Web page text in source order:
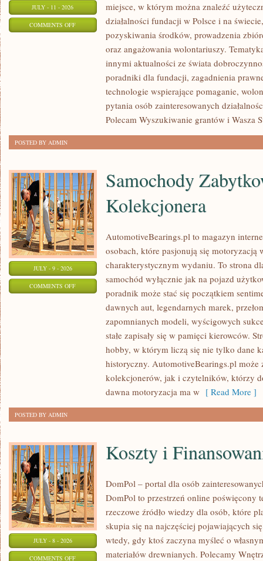
JULY - 11 - 2026
COMMENTS OFFON
POMAGAĆ?
miejsce, w którym można znaleźć
działalności fundacji w Polsce i na
pozyskiwania środków, prowadzenia
oraz angażowania wolontariuszy.
innymi aktualności ze świata
poradniki dla fundacji, zagadnienia
technologie wspierające pomaganie,
pytania osób zainteresowanych
Polecam Wyszukiwanie grantów i Wasza
POSTED BY ADMIN
JULY - 9 - 2026
COMMENTS OFFON
SAMOCHODY
Samochody
Kolekcjonera
AutomotiveBearings.pl to magazyn
osobach, które pasjonują się motoryzacją
charakterystycznym wydaniu. To strona
samochód wyłącznie jak na pojazd
poradnik może stać się początkiem
dawnych aut, legendarnych marek,
zapomnianych modeli, wyścigowych
stałe zapisały się w pamięci kierowców.
hobby, w którym liczą się nie tylko dane
historyczny. AutomotiveBearings.pl może
kolekcjonerów, jak i czytelników, którzy
dawna motoryzacja ma w [ Read More ]
POSTED BY ADMIN
JULY - 8 - 2026
COMMENTS OFFON
Koszty i
DomPol – portal dla osób
DomPol to przestrzeń online poświęcony
rzeczowe źródło wiedzy dla osób, które
skupia się na najczęściej pojawiających
wtedy, gdy ktoś zaczyna myśleć o
materiałów drewnianych. Polecamy